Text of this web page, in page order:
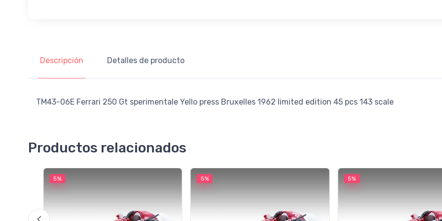
Descripción Detalles de producto
TM43-06E Ferrari 250 Gt sperimentale Yello press Bruxelles 1962 limited edition 45 pcs 143 scale
Productos relacionados
5% 5% 5%